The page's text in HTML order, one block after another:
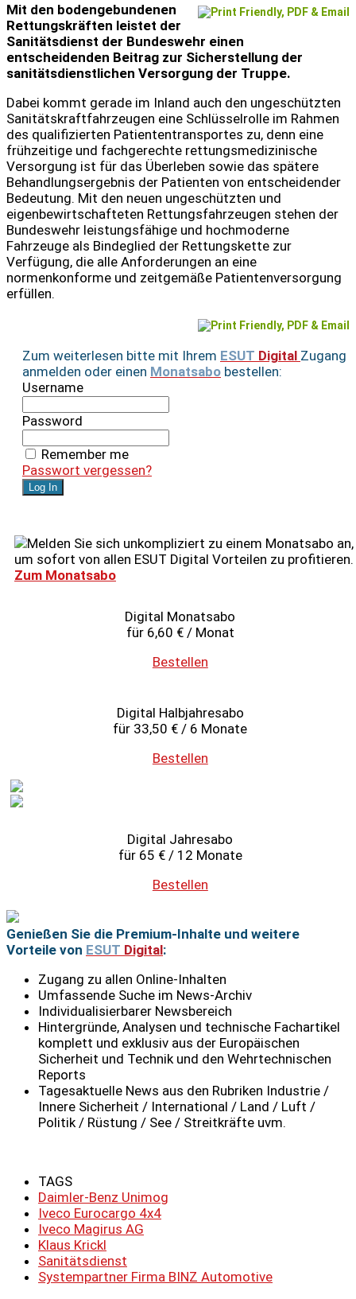
Mit den bodengebundenen
Rettungskräften leistet der
Sanitätsdienst der Bundeswehr einen
entscheidenden Beitrag zur Sicherstellung der
sanitätsdienstlichen Versorgung der Truppe.
Dabei kommt gerade im Inland auch den ungeschützten
Sanitätskraftfahrzeugen eine Schlüsselrolle im Rahmen
des qualifizierten Patiententransportes zu, denn eine
frühzeitige und fachgerechte rettungsmedizinische
Versorgung ist für das Überleben sowie das spätere
Behandlungsergebnis der Patienten von entscheidender
Bedeutung. Mit den neuen ungeschützten und
eigenbewirtschafteten Rettungsfahrzeugen stehen der
Bundeswehr leistungsfähige und hochmoderne
Fahrzeuge als Bindeglied der Rettungskette zur
Verfügung, die alle Anforderungen an eine
normenkonforme und zeitgemäße Patientenversorgung
erfüllen.
Zum weiterlesen bitte mit Ihrem ESUT Digital Zugang
anmelden oder einen Monatsabo bestellen:
Username
Password
Remember me
Passwort vergessen?
Melden Sie sich unkompliziert zu einem Monatsabo an,
um sofort von allen ESUT Digital Vorteilen zu profitieren.
Zum Monatsabo
Digital Monatsabo
für 6,60 € / Monat
Bestellen
Digital Halbjahresabo
für 33,50 € / 6 Monate
Bestellen
Digital Jahresabo
für 65 € / 12 Monate
Bestellen
Genießen Sie die Premium-Inhalte und weitere
Vorteile von ESUT Digital:
Zugang zu allen Online-Inhalten
Umfassende Suche im News-Archiv
Individualisierbarer Newsbereich
Hintergründe, Analysen und technische Fachartikel
komplett und exklusiv aus der Europäischen
Sicherheit und Technik und den Wehrtechnischen
Reports
Tagesaktuelle News aus den Rubriken Industrie /
Innere Sicherheit / International / Land / Luft /
Politik / Rüstung / See / Streitkräfte uvm.
TAGS
Daimler-Benz Unimog
Iveco Eurocargo 4x4
Iveco Magirus AG
Klaus Krickl
Sanitätsdienst
Systempartner Firma BINZ Automotive